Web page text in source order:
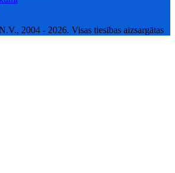
2004 - 2026. Visas tiesības aizsargātas